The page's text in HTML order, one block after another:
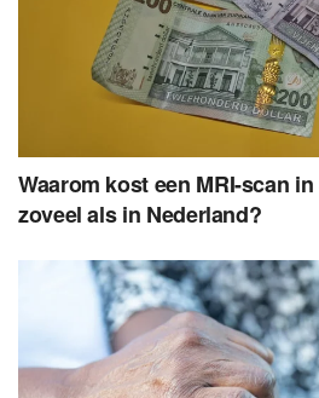
Waarom kost een MRI-scan
zoveel als in Nederland?